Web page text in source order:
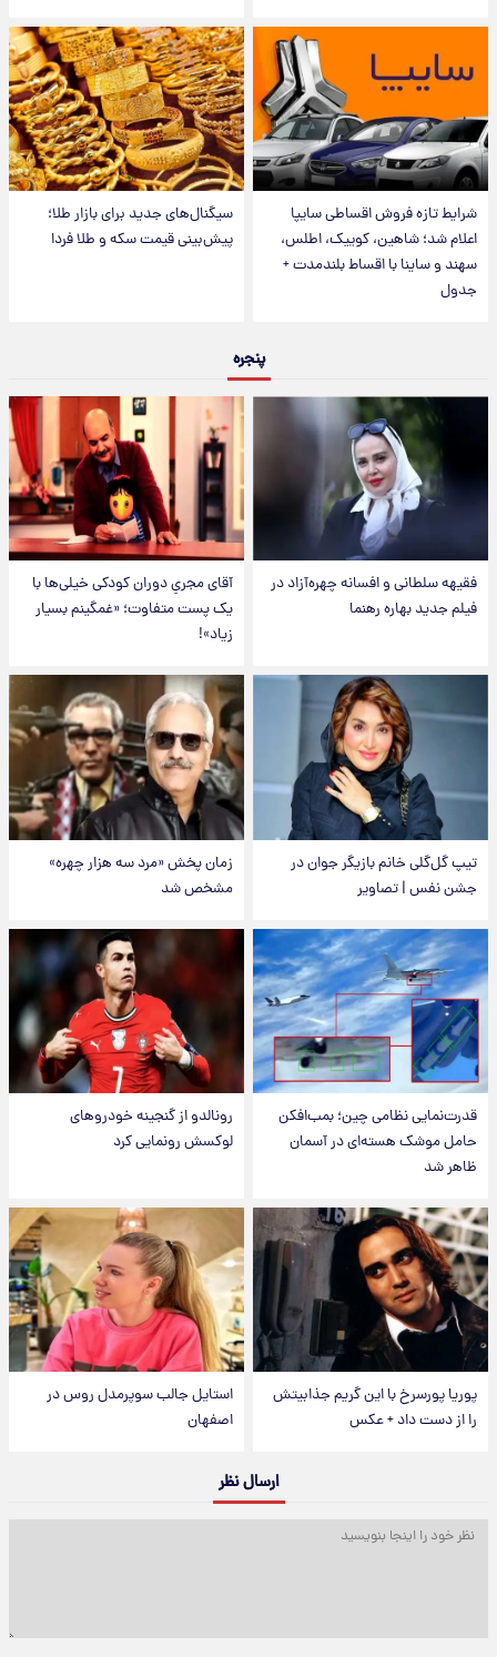
شرایط تازه فروش اقساطی سایپا
اعلام شد؛ شاهین، کوییک، اطلس،
سهند و ساینا با اقساط بلندمدت +
جدول
سیگنال‌های جدید برای بازار طلا؛
پیش‌بینی قیمت سکه و طلا فردا
پنجره
فقیهه سلطانی و افسانه چهره‌آزاد در
فیلم جدید بهاره رهنما
آقای مجریِ دوران کودکی خیلی‌ها با
یک پست متفاوت؛ «غمگینم بسیار
زیاد»!
تیپ گل‌گلی خانم بازیگر جوان در
جشن نفس | تصاویر
زمان پخش «مرد سه هزار چهره»
مشخص شد
قدرت‌نمایی نظامی چین؛ بمب‌افکن
حامل موشک هسته‌ای در آسمان
ظاهر شد
رونالدو از گنجینه خودروهای
لوکسش رونمایی کرد
پوریا پورسرخ با این گریم جذابیتش
را از دست داد + عکس
استایل جالب سوپرمدل روس در
اصفهان
ارسال نظر